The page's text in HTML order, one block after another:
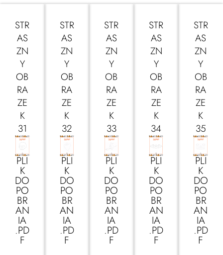
STR
AS
ZN
Y
OB
RA
ZE
K
31
PLI
K
DO
PO
BR
AN
IA
.PD
F
STR
AS
ZN
Y
OB
RA
ZE
K
32
PLI
K
DO
PO
BR
AN
IA
.PD
F
STR
AS
ZN
Y
OB
RA
ZE
K
33
PLI
K
DO
PO
BR
AN
IA
.PD
F
STR
AS
ZN
Y
OB
RA
ZE
K
34
PLI
K
DO
PO
BR
AN
IA
.PD
F
STR
AS
ZN
Y
OB
RA
ZE
K
35
PLI
K
DO
PO
BR
AN
IA
.PD
F